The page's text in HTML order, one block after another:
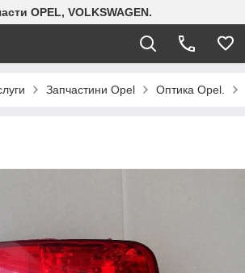
OPEL, VOLKSWAGEN.
Запчастини Opel Оптика Opel.